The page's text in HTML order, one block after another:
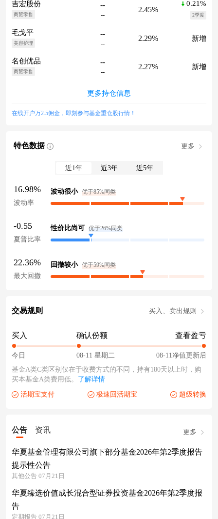
吉宏股份
商贸零售
--
--
2.45%
0.21%
2季度
毛戈平
美容护理
--
--
2.29% 新增
名创优品
商贸零售
--
--
2.27% 新增
更多持仓信息
在线开户万2.5佣金，即刻参与基金重仓股行情！
特色数据 更多
近1年 近3年 近5年
16.98%
波动率
波动很小 优于85%同类
-0.55
夏普比率
性价比尚可 优于26%同类
22.36%
最大回撤
回撤较小 优于59%同类
交易规则 买入、卖出规则
买入
今日
确认份额
08-11 星期二
查看盈亏
08-11净值更新后
基金A类C类区别仅在于收费方式的不同，持有180天以上时，购
买本基金A类费用低。 了解详情
活期宝支付 极速回活期宝 超级转换
公告 资讯 更多
华夏基金管理有限公司旗下部分基金2026年第2季度报告
提示性公告
其他公告 07月21日
华夏臻选价值成长混合型证券投资基金2026年第2季度报
告
定期报告 07月21日